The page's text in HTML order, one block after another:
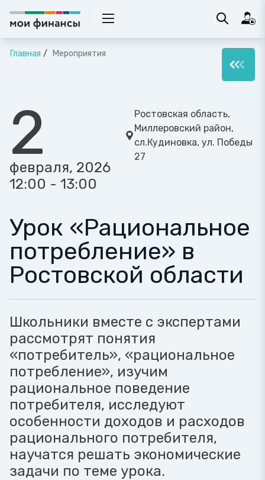
Главная Мероприятия
2
февраля, 2026
12:00 - 13:00
Ростовская область,
Миллеровский район,
сл.Кудиновка, ул. Победы
27
Урок «Рациональное
потребление» в
Ростовской области
Школьники вместе с экспертами
рассмотрят понятия
«потребитель», «рациональное
потребление», изучим
рациональное поведение
потребителя, исследуют
особенности доходов и расходов
рационального потребителя,
научатся решать экономические
задачи по теме урока.